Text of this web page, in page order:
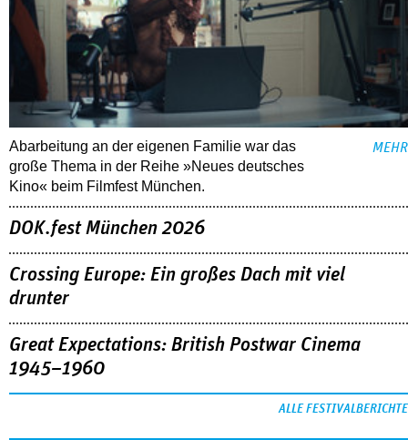
Abarbeitung an der eigenen Familie war das
große Thema in der Reihe »Neues deutsches
Kino« beim Filmfest München.
MEHR
DOK.fest München 2026
Crossing Europe: Ein großes Dach mit viel
drunter
Great Expectations: British Postwar Cinema
1945–1960
ALLE FESTIVALBERICHTE